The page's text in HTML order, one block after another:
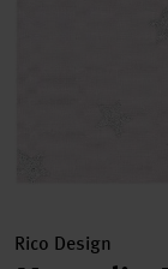
Rico Design